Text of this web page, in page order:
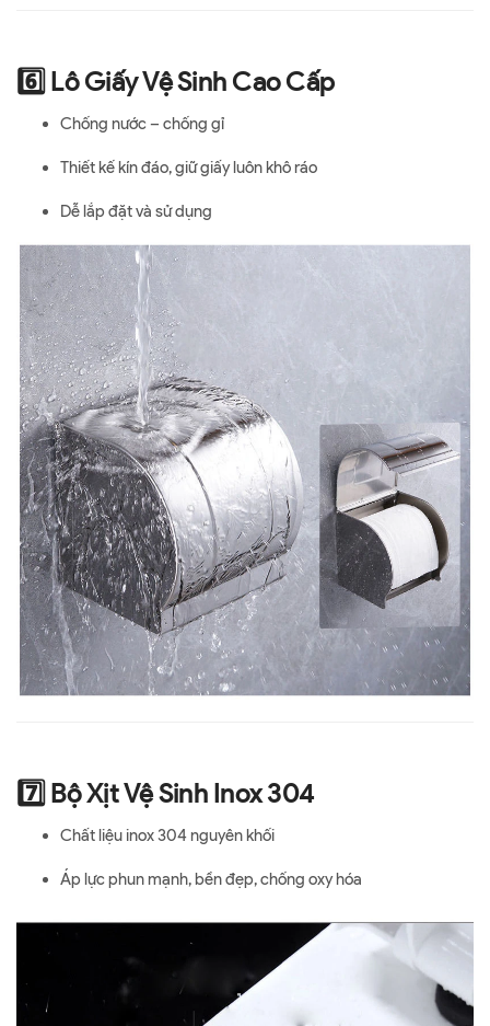
6️⃣ Lô Giấy Vệ Sinh Cao Cấp
Chống nước – chống gỉ
Thiết kế kín đáo, giữ giấy luôn khô ráo
Dễ lắp đặt và sử dụng
7️⃣ Bộ Xịt Vệ Sinh Inox 304
Chất liệu inox 304 nguyên khối
Áp lực phun mạnh, bền đẹp, chống oxy hóa